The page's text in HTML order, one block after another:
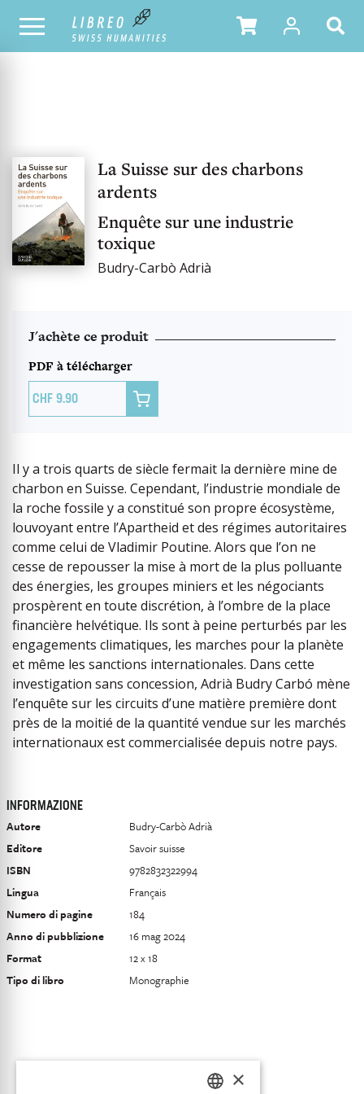
OUR CATALOGUE
La Suisse sur des charbons
ardents
Enquête sur une industrie
toxique
Budry-Carbò Adrià
J'achète ce produit
PDF à télécharger
9.90 
Il y a trois quarts de siècle fermait la dernière mine de
charbon en Suisse. Cependant, l’industrie mondiale de
la roche fossile y a constitué son propre écosystème,
louvoyant entre l’Apartheid et des régimes autoritaires
comme celui de Vladimir Poutine. Alors que l’on ne
cesse de repousser la mise à mort de la plus polluante
des énergies, les groupes miniers et les négociants
prospèrent en toute discrétion, à l’ombre de la place
financière helvétique. Ils sont à peine perturbés par les
engagements climatiques, les marches pour la planète
et même les sanctions internationales. Dans cette
investigation sans concession, Adrià Budry Carbó mène
l’enquête sur les circuits d’une matière première dont
près de la moitié de la quantité vendue sur les marchés
internationaux est commercialisée depuis notre pays.
INFORMAZIONE
Autore
Budry-Carbò Adrià
Editore
Savoir suisse
ISBN
9782832322994
Lingua
Français
Numero di pagine
184
Anno di pubblizione
16 mag 2024
Format
12 x 18
Tipo di libro
Monographie
×